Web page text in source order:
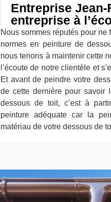
Entreprise
entreprise à
Nous sommes réputés pour
normes en peinture de
nous tenons à maintenir cette
l’écoute de notre clientèle et
Et avant de peindre votre
de cette dernière pour savoir
dessous de toit, c’est à
peinture adéquate car la
matériau de votre dessous de